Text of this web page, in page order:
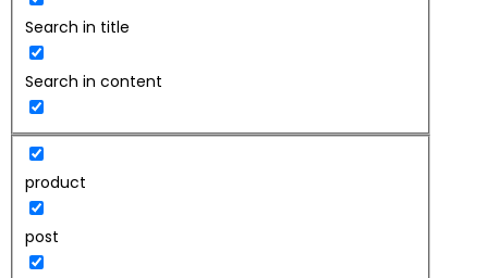
Search in title
Search in content
product
post